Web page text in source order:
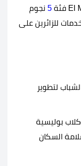
5 نجوم
للزائرين على
لتطوير
بوليسية
السكان